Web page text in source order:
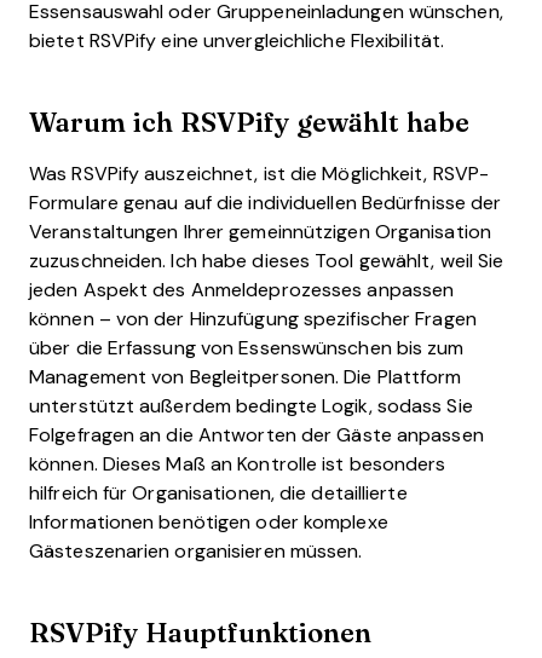
Essensauswahl oder Gruppeneinladungen wünschen,
bietet RSVPify eine unvergleichliche Flexibilität.
Warum ich RSVPify gewählt habe
Was RSVPify auszeichnet, ist die Möglichkeit, RSVP-
Formulare genau auf die individuellen Bedürfnisse der
Veranstaltungen Ihrer gemeinnützigen Organisation
zuzuschneiden. Ich habe dieses Tool gewählt, weil Sie
jeden Aspekt des Anmeldeprozesses anpassen
können – von der Hinzufügung spezifischer Fragen
über die Erfassung von Essenswünschen bis zum
Management von Begleitpersonen. Die Plattform
unterstützt außerdem bedingte Logik, sodass Sie
Folgefragen an die Antworten der Gäste anpassen
können. Dieses Maß an Kontrolle ist besonders
hilfreich für Organisationen, die detaillierte
Informationen benötigen oder komplexe
Gästeszenarien organisieren müssen.
RSVPify Hauptfunktionen